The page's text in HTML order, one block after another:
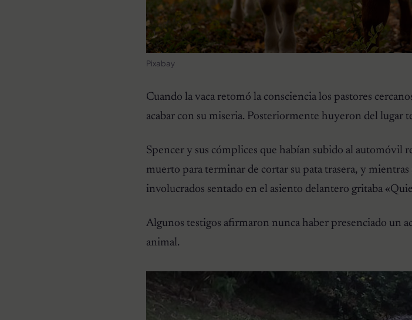
Pixabay
Cuando la vaca retomó la consciencia los pastores
acabar con su miseria. Posteriormente huyeron del lugar
Spencer y sus cómplices que habían subido al automóvil
muerto para terminar de cortar su pata trasera, y mientras
involucrados sentado en el asiento delantero gritaba
Algunos testigos afirmaron nunca haber presenciado un
animal.